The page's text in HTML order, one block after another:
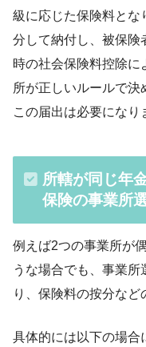
級に応じた保険料とな
分して納付し、被保険
時の社会保険料控除に
所が正しいルールで決
この届出は必要になり
所轄が同じ年
保険の事業所
例えば2つの事業所が
うな場合でも、事業
り、保険料の按分など
具体的には以下の場合